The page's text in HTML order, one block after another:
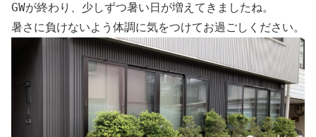
GWが終わり、少しずつ暑い日が増えてきましたね。
暑さに負けないよう体調に気をつけてお過ごしください。